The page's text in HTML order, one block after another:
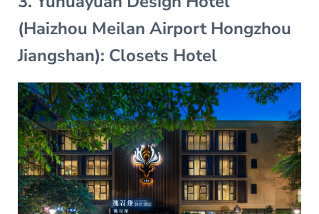
(Haizhou Meilan Airport Hongzhou
Jiangshan): Closets Hotel